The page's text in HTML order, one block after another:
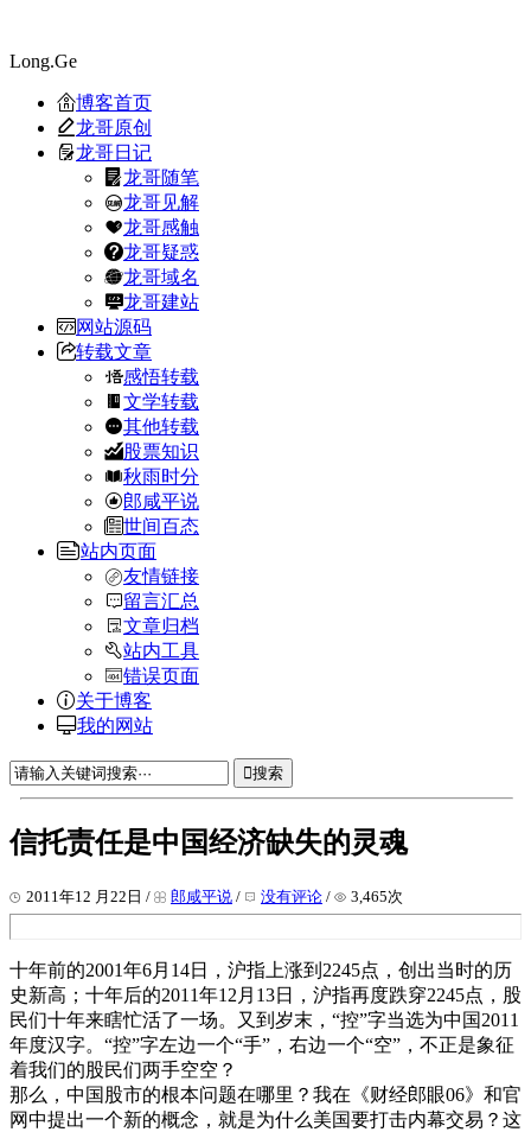
Long.Ge
博客首页
龙哥原创
龙哥日记
龙哥随笔
龙哥见解
龙哥感触
龙哥疑惑
龙哥域名
龙哥建站
网站源码
转载文章
感悟转载
文学转载
其他转载
股票知识
秋雨时分
郎咸平说
世间百态
站内页面
友情链接
留言汇总
文章归档
站内工具
错误页面
关于博客
我的网站
搜索
信托责任是中国经济缺失的灵魂
2011年12 月22日 / 郎咸平说 / 没有评论 / 3,465次
十年前的2001年6月14日，沪指上涨到2245点，创出当时的历
史新高；十年后的2011年12月13日，沪指再度跌穿2245点，股
民们十年来瞎忙活了一场。又到岁末，“控”字当选为中国2011
年度汉字。“控”字左边一个“手”，右边一个“空”，不正是象征
着我们的股民们两手空空？
那么，中国股市的根本问题在哪里？我在《财经郎眼06》和官
网中提出一个新的概念，就是为什么美国要打击内幕交易？这